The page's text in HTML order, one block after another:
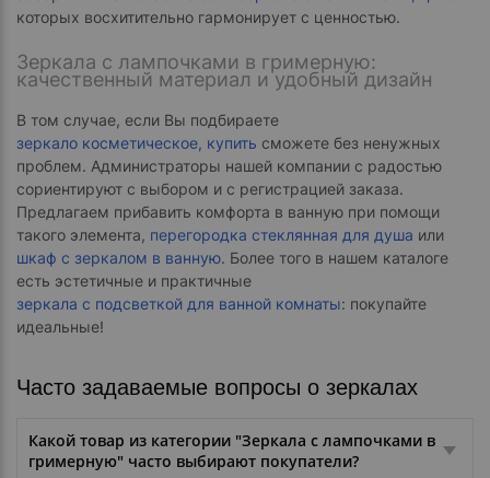
которых восхитительно гармонирует с ценностью.
Зеркала с лампочками в гримерную:
качественный материал и удобный дизайн
В том случае, если Вы подбираете
зеркало косметическое, купить сможете без ненужных
проблем. Администраторы нашей компании с радостью
сориентируют с выбором и с регистрацией заказа.
Предлагаем прибавить комфорта в ванную при помощи
такого элемента, перегородка стеклянная для душа или
шкаф с зеркалом в ванную. Более того в нашем каталоге
есть эстетичные и практичные
зеркала с подсветкой для ванной комнаты: покупайте
идеальные!
Часто задаваемые вопросы о зеркалах
Какой товар из категории "Зеркала с лампочками в
гримерную" часто выбирают покупатели?